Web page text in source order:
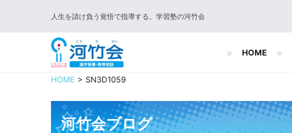
人生を請け負う覚悟で指導する。学習塾の河竹会
HOME
HOME > SN3D1059
河竹会ブログ